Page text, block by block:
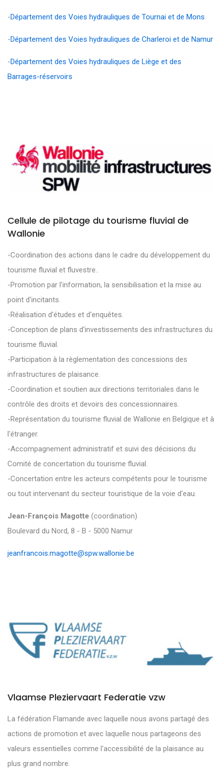
-Département des Voies hydrauliques de Tournai et de Mons
-Département des Voies hydrauliques de Charleroi et de Namur
-Département des Voies hydrauliques de Liège et des
Barrages-réservoirs
Cellule de pilotage du tourisme fluvial de
Wallonie
-Coordination des actions dans le cadre du développement du
tourisme fluvial et fluvestre..
-Promotion par l'information, la sensibilisation et la mise au
point d'incitants.
-Réalisation d'études et d'enquêtes.
-Conception de plans d'investissements des infrastructures du
tourisme fluvial.
-Participation à la règlementation des concessions des
infrastructures de plaisance.
-Coordination et soutien aux directions territoriales dans le
contrôle des droits et devoirs des concessionnaires.
-Représentation du tourisme fluvial de Wallonie en Belgique et à
l'étranger.
-Accompagnement administratif et suivi des décisions du
Comité de concertation du tourisme fluvial.
-Concertation entre les acteurs compétents pour le tourisme
ou tout intervenant du secteur touristique de la voie d'eau.
Jean-François Magotte (coordination)
Boulevard du Nord, 8 - B - 5000 Namur
jeanfrancois.magotte@spw.wallonie.be
Vlaamse Pleziervaart Federatie vzw
La fédération Flamande avec laquelle nous avons partagé des
actions de promotion et avec laquelle nous partageons des
valeurs essentielles comme l'accessibilité de la plaisance au
plus grand nombre.